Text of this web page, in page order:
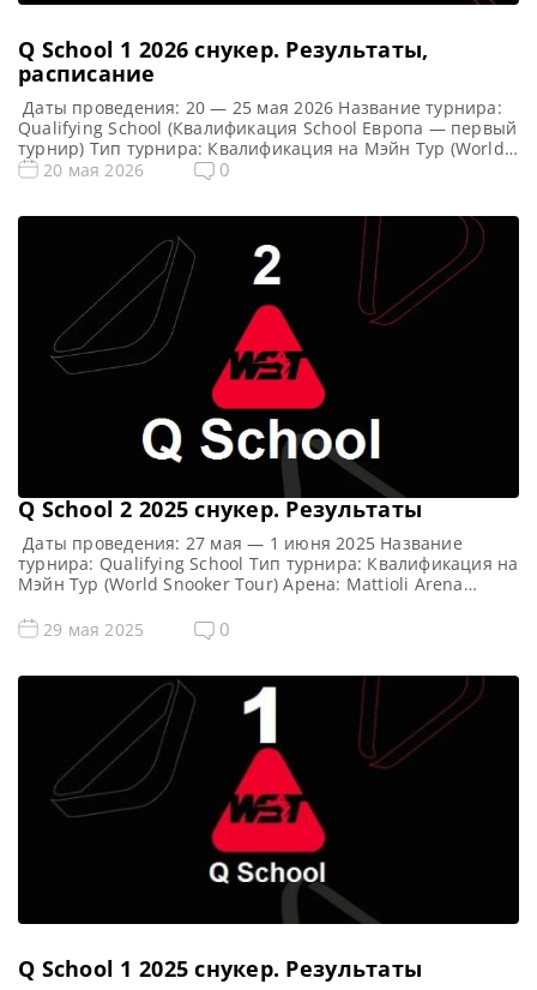
Q School 1 2026 cнукер. Результаты,
расписание
Даты проведения: 20 — 25 мая 2026 Название турнира:
Qualifying School (Квалификация School Европа — первый
турнир) Тип турнира: Квалификация на Мэйн Тур (World
Snooker Tour) Арена: Mattioli Arena Место проведения
разыграно восемь карт World Snooker Tour, а финалисты
(ПОБЕДИТЕЛИ) каждого из […]
20 мая 2026 0
Q School 2 2025 cнукер. Результаты
Даты проведения: 27 мая — 1 июня 2025 Название
турнира: Qualifying School Тип турнира: Квалификация на
Мэйн Тур (World Snooker Tour) Арена: Mattioli Arena
Лестер, Англия, Великобритания Примечание: Всего
будет разыграно восемь карт World Snooker Tour, а
получат место в Мэйн Туре […]
29 мая 2025 0
Q School 1 2025 cнукер. Результаты